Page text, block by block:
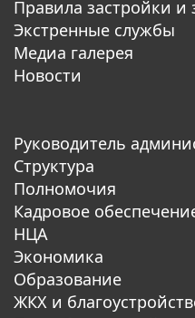
Правила застройки и
Экстренные службы
Медиа галерея
Новости
Руководитель
Структура
Полномочия
Кадровое
НЦА
Экономика
Образование
ЖКХ и